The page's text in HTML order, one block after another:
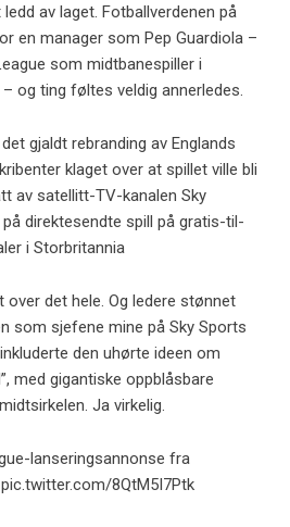
av laget. Fotballverdenen på
en manager som Pep Guardiola –
som midtbanespiller i
og ting føltes veldig annerledes.
gjaldt rebranding av Englands
klaget over at spillet ville bli
av satellitt-TV-kanalen Sky
direktesendte spill på gratis-til-
i Storbritannia
over det hele. Og ledere stønnet
som sjefene mine på Sky Sports
den uhørte ideen om
med gigantiske oppblåsbare
Ja virkelig.
lanseringsannonse fra
pic.twitter.com/8QtM5I7Ptk